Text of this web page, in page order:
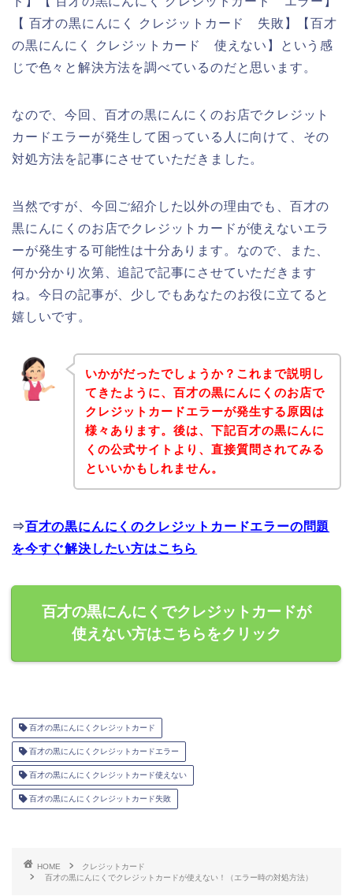
【 百才の黒にんにく クレジットカード 失敗】【百才
の黒にんにく クレジットカード 使えない】という感
じで色々と解決方法を調べているのだと思います。
なので、今回、百才の黒にんにくのお店でクレジット
カードエラーが発生して困っている人に向けて、その
対処方法を記事にさせていただきました。
当然ですが、今回ご紹介した以外の理由でも、百才の
黒にんにくのお店でクレジットカードが使えないエラ
ーが発生する可能性は十分あります。なので、また、
何か分かり次第、追記で記事にさせていただきます
ね。今日の記事が、少しでもあなたのお役に立てると
嬉しいです。
いかがだったでしょうか？これまで説明し
てきたように、百才の黒にんにくのお店で
クレジットカードエラーが発生する原因は
様々あります。後は、下記百才の黒にんに
くの公式サイトより、直接質問されてみる
といいかもしれません。
⇒百才の黒にんにくのクレジットカードエラーの問題
を今すぐ解決したい方はこちら
百才の黒にんにくでクレジットカードが
使えない方はこちらをクリック
百才の黒にんにくクレジットカード
百才の黒にんにくクレジットカードエラー
百才の黒にんにくクレジットカード使えない
百才の黒にんにくクレジットカード失敗
HOME
クレジットカード
百才の黒にんにくでクレジットカードが使えない！（エラー時の対処方法）